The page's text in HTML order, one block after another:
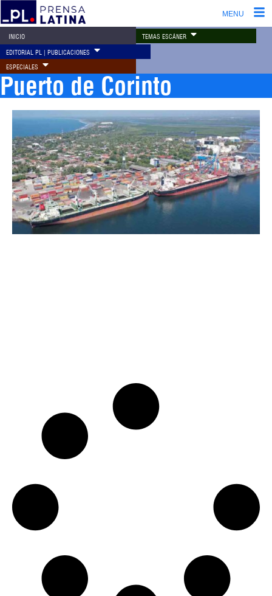
MENU
INICIO TEMAS ESCÁNER
EDITORIAL PL | PUBLICACIONES
ESPECIALES
Puerto de Corinto